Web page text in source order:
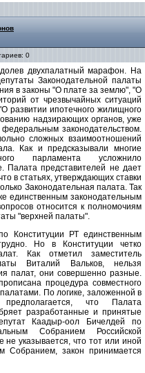
0
двухпалатный марафон. На
Законодательной палаты
в законы "О плате за землю", "О
от чрезвычайных ситуаций
развитии ипотечного жилищного
надзирающих органов, уже
законодательством.
сложных взаимоотношений
Как и предсказывали многие
парламента усложнило
Палата представителей не дает
в статьях, утверждающих ставки
Законодательная палата. Так
единственным законодательным
относится к полномочиям
"верхней палаты".
Конституции РТ единственным
Но в Конституции четко
Как отметил заместитель
Виталий Вальков, нельзя
палат, они совершенно разные.
процедура совместного
По логике, заложенной в
что Палата
разработанные и принятые
Каадыр-оол Бичелдей по
Собранием Российской
не указывается, что тот или иной
Собранием, закон принимается